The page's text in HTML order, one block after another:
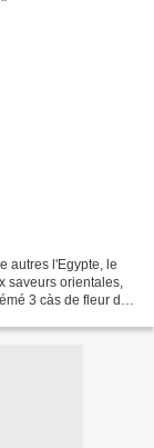
autres l'Egypte, le
saveurs orientales,
3 càs de fleur de